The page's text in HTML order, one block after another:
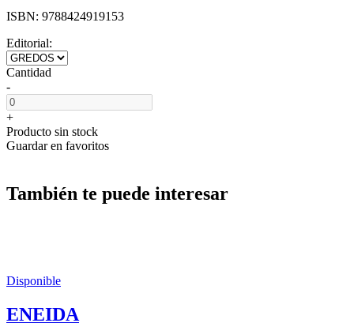
ISBN: 9788424919153
Editorial:
Cantidad
-
+
Producto sin stock
Guardar en favoritos
También te puede interesar
Disponible
ENEIDA